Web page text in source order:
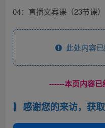
04：直播文案课（23节课）
此处内容已
------本页内容
感谢您的来访，获